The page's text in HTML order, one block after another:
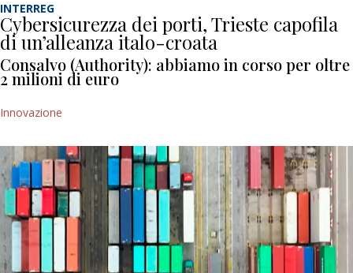
INTERREG
Cybersicurezza dei porti, Trieste capofila
di un’alleanza italo-croata
Consalvo (Authority): abbiamo in corso per oltre
2 milioni di euro
Innovazione